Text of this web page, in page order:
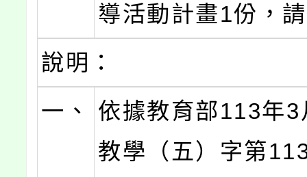
導活動計畫1份，
說明：
一、
依據教育部113年
教學（五）字第